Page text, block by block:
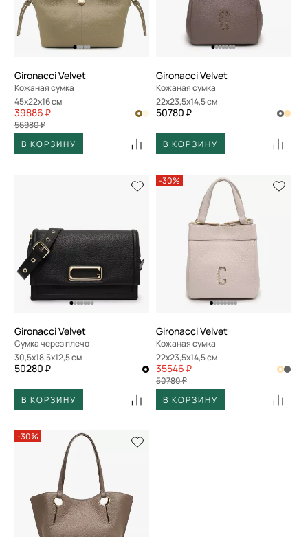
Gironacci Velvet
Кожаная сумка
45x22x16 см
39886 ₽
56980 ₽
В КОРЗИНУ
Gironacci Velvet
Кожаная сумка
22x23,5x14,5 см
50780 ₽
В КОРЗИНУ
Gironacci Velvet
Сумка через плечо
30,5x18,5x12,5 см
50280 ₽
В КОРЗИНУ
-30%
Gironacci Velvet
Кожаная сумка
22x23,5x14,5 см
35546 ₽
50780 ₽
В КОРЗИНУ
-30%